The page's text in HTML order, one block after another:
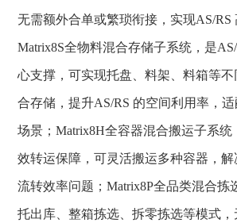
无需额外合单或繁琐衔接，实现AS/RS
Matrix8S全物料混合存储子系统，是
心支撑，可实现托盘、料架、料箱等
合存储，提升AS/RS 的空间利用率，
场景；Matrix8H全容器混合搬运子系统
效转运保障，可灵活搬运多种容器，解
流转效率问题；Matrix8P全品类混合拣
托出库、整箱拣选、拆零拣选等模式，